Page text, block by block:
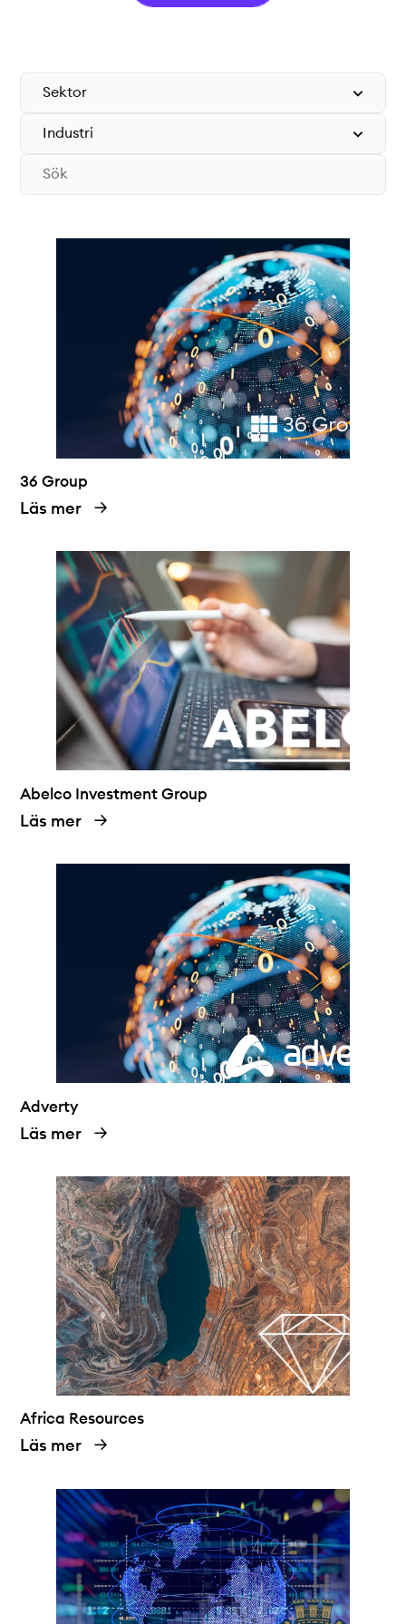
36 Group
Läs mer
Abelco Investment Group
Läs mer
Adverty
Läs mer
Africa Resources
Läs mer